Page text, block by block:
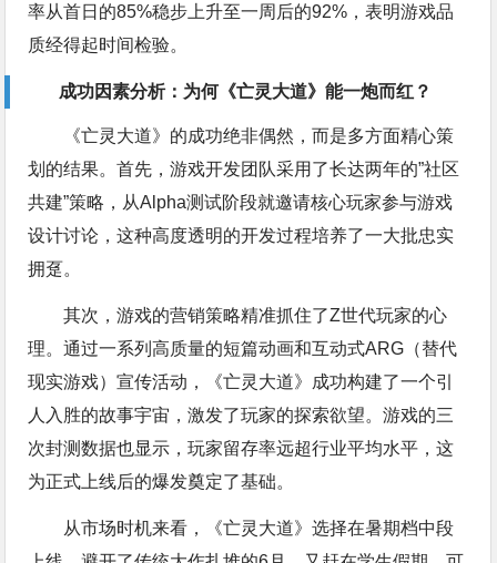
率从首日的85%稳步上升至一周后的92%，表明游戏品
质经得起时间检验。
成功因素分析：为何《亡灵大道》能一炮而红？
《亡灵大道》的成功绝非偶然，而是多方面精心策
划的结果。首先，游戏开发团队采用了长达两年的”社区
共建”策略，从Alpha测试阶段就邀请核心玩家参与游戏
设计讨论，这种高度透明的开发过程培养了一大批忠实
拥趸。
其次，游戏的营销策略精准抓住了Z世代玩家的心
理。通过一系列高质量的短篇动画和互动式ARG（替代
现实游戏）宣传活动，《亡灵大道》成功构建了一个引
人入胜的故事宇宙，激发了玩家的探索欲望。游戏的三
次封测数据也显示，玩家留存率远超行业平均水平，这
为正式上线后的爆发奠定了基础。
从市场时机来看，《亡灵大道》选择在暑期档中段